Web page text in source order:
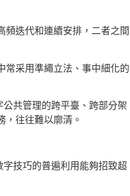
頻迭代和連續安排，二者之間
常采用準繩立法、事中細化的
共管理的跨平臺、跨部分架
往往難以廓清。
技巧的普遍利用能夠招致超